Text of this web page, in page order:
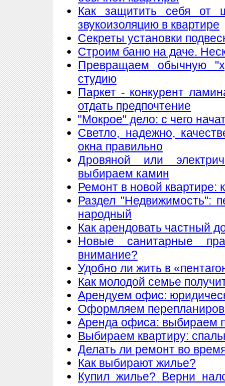
Как защитить себя от
звукоизоляцию в квартире
Секреты установки
Строим баню на даче.
Превращаем обычную
студию
Паркет - конкурент
отдать предпочтение
"Мокрое" дело: с чего
Светло, надежно,
окна правильно
Дровяной или
выбираем камин
Ремонт в новой квартире:
Раздел "Недвижимость":
народный
Как арендовать частный
Новые санитарные
внимание?
Удобно ли жить в
Как молодой семье
Арендуем офис:
Оформляем
Аренда офиса: выбираем
Выбираем квартиру:
Делать ли ремонт во
Как выбирают жилье?
Купил жилье? Верни